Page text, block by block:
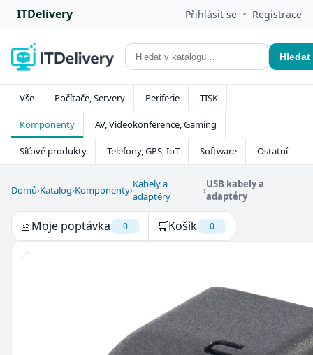
ITDelivery Přihlásit se • Registrace
Hledat
Vše Počítače, Servery Periferie TISK
Komponenty AV, Videokonference, Gaming
Síťové produkty Telefony, GPS, IoT Software Ostatní
Domů›Katalog›Komponenty›Kabely a
adaptéry
›USB kabely a
adaptéry
🧺Moje poptávka 0 🛒Košík 0